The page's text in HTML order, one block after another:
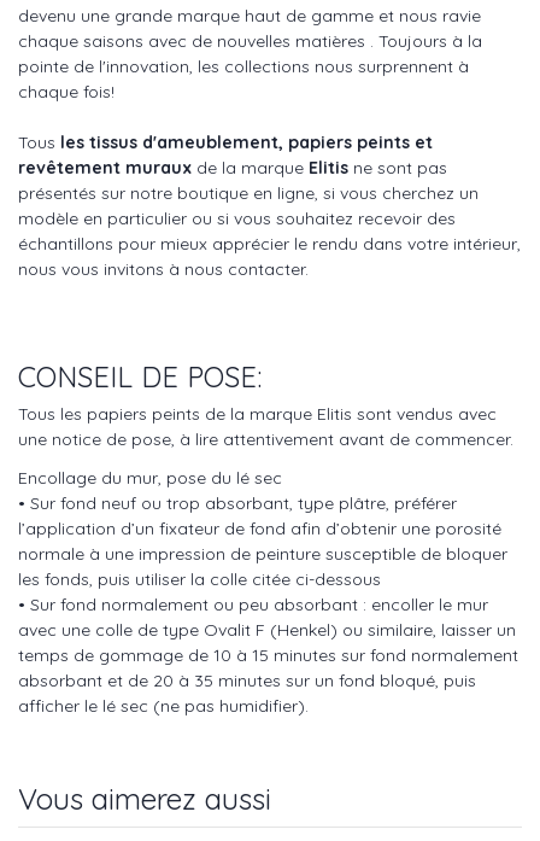
devenu une grande marque haut de gamme et nous ravie
chaque saisons avec de nouvelles matières . Toujours à la
pointe de l'innovation, les collections nous surprennent à
chaque fois!
Tous les tissus d'ameublement, papiers peints et
revêtement muraux de la marque Elitis ne sont pas
présentés sur notre boutique en ligne, si vous cherchez un
modèle en particulier ou si vous souhaitez recevoir des
échantillons pour mieux apprécier le rendu dans votre intérieur,
nous vous invitons à nous contacter.
CONSEIL DE POSE:
Tous les papiers peints de la marque Elitis sont vendus avec
une notice de pose, à lire attentivement avant de commencer.
Encollage du mur, pose du lé sec
• Sur fond neuf ou trop absorbant, type plâtre, préférer
l’application d’un fixateur de fond afin d’obtenir une porosité
normale à une impression de peinture susceptible de bloquer
les fonds, puis utiliser la colle citée ci-dessous
• Sur fond normalement ou peu absorbant : encoller le mur
avec une colle de type Ovalit F (Henkel) ou similaire, laisser un
temps de gommage de 10 à 15 minutes sur fond normalement
absorbant et de 20 à 35 minutes sur un fond bloqué, puis
afficher le lé sec (ne pas humidifier).
Vous aimerez aussi